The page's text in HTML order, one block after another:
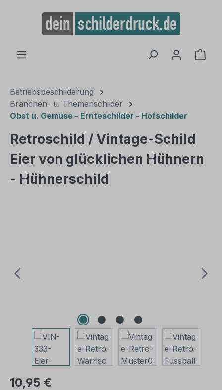
springen
Betriebsbeschilderung
Branchen- u. Themenschilder
Obst u. Gemüse - Ernteschilder - Hofschilder
Retroschild / Vintage-Schild
Eier von glücklichen Hühnern
- Hühnerschild
10,95 €